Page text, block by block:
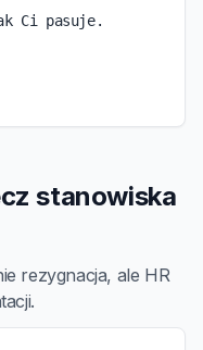
Ci pasuje.
stanowiska
rezygnacja, ale HR